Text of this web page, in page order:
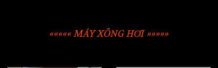
««««« MÁY XÔNG HƠI »»»»»